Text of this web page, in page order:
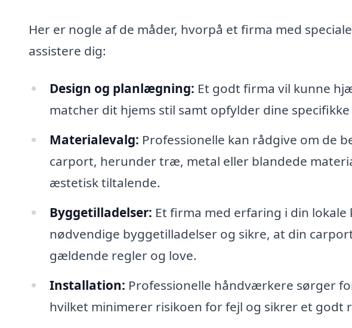
Her er nogle af de måder, hvorpå et firma med
assistere dig:
Design og planlægning: Et godt firma vil kunne
matcher dit hjems stil samt opfylder dine
Materialevalg: Professionelle kan rådgive om de
carport, herunder træ, metal eller blandede
æstetisk tiltalende.
Byggetilladelser: Et firma med erfaring i din
nødvendige byggetilladelser og sikre, at din
gældende regler og love.
Installation: Professionelle håndværkere sørger
hvilket minimerer risikoen for fejl og sikrer et godt